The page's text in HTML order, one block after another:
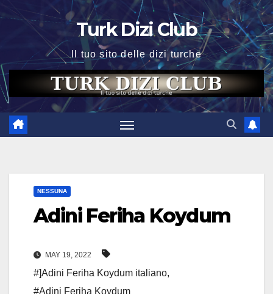
Turk Dizi Club
Il tuo sito delle dizi turche
NESSUNA
Adini Feriha Koydum
MAY 19, 2022
#]Adini Feriha Koydum italiano,
#Adini Feriha Koydum